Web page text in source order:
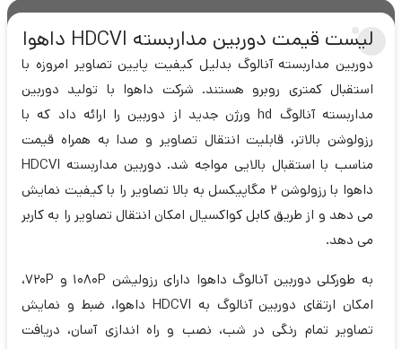
لیست قیمت دوربین مداربسته HDCVI داهوا
دوربین مداربسته آنالوگ بدلیل کیفیت پایین تصاویر امروزه با
استقبال کمتری روبرو هستند. شرکت داهوا با تولید دوربین
مداربسته آنالوگ hd ورژن جدید از دوربین را ارائه داد که با
رزولوشن بالاتر، قابلیت انتقال تصاویر و صدا به همراه قیمت
مناسب با استقبال بالایی مواجه شد. دوربین مداربسته HDCVI
داهوا با رزولوشن 2 مگاپیکسل به بالا تصاویر را با کیفیت نمایش
می دهد و از طریق کابل کواکسیال امکان انتقال تصاویر را به کاربر
می دهد.
به طورکلی دوربین آنالوگ داهوا دارای رزولیشن 1080P و 720P،
امکان ارتقای دوربین آنالوگ به HDCVI داهوا، ضبط و نمایش
تصاویر تمام رنگی در شب، نصب و راه اندازی آسان، دریافت